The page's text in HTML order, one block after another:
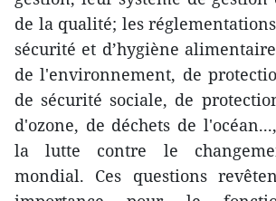
de la qualité; les
sécurité et d’hygiène
de l'environnement, de
de sécurité sociale, de
d'ozone, de déchets de
la lutte contre le
mondial. Ces questions